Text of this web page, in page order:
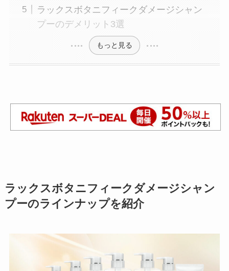
ラックスボタニフィークダメージシャン
プーのデメリット3選
もっと見る
ラックスボタニフィークダメージシャン
プーのラインナップを紹介